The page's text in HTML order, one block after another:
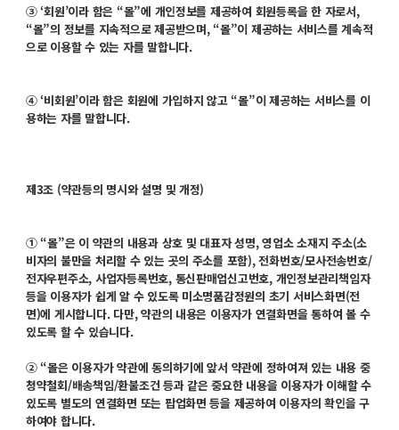
③ ‘회원’이라 함은 “몰”에 개인정보를 제공하여 회원등록을 한 자로서,
“몰”의 정보를 지속적으로 제공받으며, “몰”이 제공하는 서비스를 계속적
으로 이용할 수 있는 자를 말합니다.
④ ‘비회원’이라 함은 회원에 가입하지 않고 “몰”이 제공하는 서비스를 이
용하는 자를 말합니다.
제3조 (약관등의 명시와 설명 및 개정)
① “몰”은 이 약관의 내용과 상호 및 대표자 성명, 영업소 소재지 주소(소
비자의 불만을 처리할 수 있는 곳의 주소를 포함), 전화번호/모사전송번호/
전자우편주소, 사업자등록번호, 통신판매업신고번호, 개인정보관리책임자
등을 이용자가 쉽게 알 수 있도록 미소명품감정원의 초기 서비스화면(전
면)에 게시합니다. 다만, 약관의 내용은 이용자가 연결화면을 통하여 볼 수
있도록 할 수 있습니다.
② “몰은 이용자가 약관에 동의하기에 앞서 약관에 정하여져 있는 내용 중
청약철회/배송책임/환불조건 등과 같은 중요한 내용을 이용자가 이해할 수
있도록 별도의 연결화면 또는 팝업화면 등을 제공하여 이용자의 확인을 구
하여야 합니다.